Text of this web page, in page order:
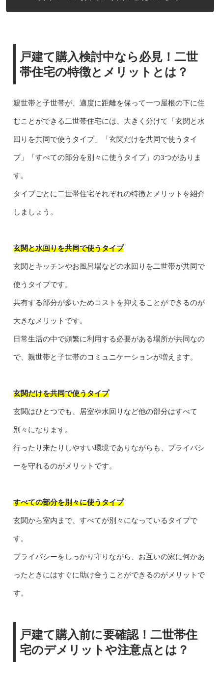
戸建て購入検討中なら必見！二世
帯住宅の特徴とメリットとは？
親世帯と子世帯が、適度に距離を保って一つ屋根の下に住
むことができる二世帯住宅には、大きく分けて「玄関と水
回りを共同で使うタイプ」「玄関だけを共同で使うタイ
プ」「すべての部分を別々に使うタイプ」の3つがありま
す。
タイプごとに二世帯住宅それぞれの特徴とメリットを紹介
しましょう。
玄関と水回りを共同で使うタイプ
玄関とキッチンやお風呂場などの水回りを二世帯が共同で
使うタイプです。
共有する部分が多いためコストを抑えることができるのが
大きなメリットです。
日常生活の中で頻繁に利用する必要がある場所が共同なの
で、親世帯と子世帯のコミュニケーションが増えます。
玄関だけを共同で使うタイプ
玄関はひとつでも、居室や水回りなど他の部分はすべて
別々になります。
行ったり来たりしやすい環境でありながらも、プライバシ
ーを守れるのがメリットです。
すべての部分を別々に使うタイプ
玄関から室内まで、すべてが別々になっているタイプで
す。
プライバシーをしっかり守りながら、お互いの家に何かあ
ったときにはすぐに助け合うことができるのがメリットで
す。
戸建て購入前に要確認！二世帯住
宅のデメリットや注意点とは？